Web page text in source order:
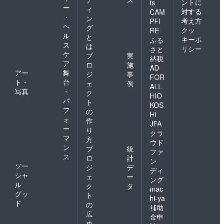
ー
・
ヘ
ル
ス
ケ
ア
アー
ト・
写真
舞
台
・
パ
フ
ォ
ー
マ
ン
ス
ソー
シャ
ル
グッ
ド
ィ
ン
グ
と
は
プ
ロ
ジ
ェ
ク
ト
の
作
り
方
実
施
事
例
プ
ロ
ジ
ェ
ク
ト
の
広
統
計
デ
ー
タ
ts
CAM
PFI
RE
ふる
さと
納税
AD
FOR
ALL
HIO
KOS
HI
JFA
クラ
ウド
ファ
ン
ディ
ング
mac
hi-ya
補助
金申
ントに
対する
考え方
クッ
キーポ
リシー